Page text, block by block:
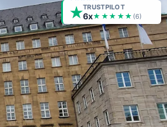
TRUSTPILOT
6x★★★★★ (6)